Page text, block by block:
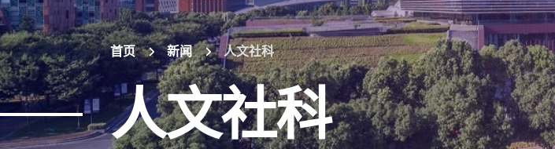
首页 新闻 人文社科
人文社科